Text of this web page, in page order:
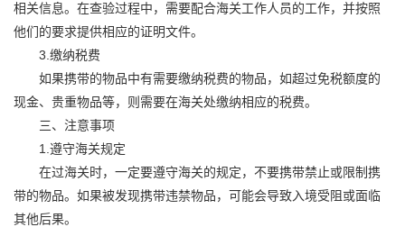
相关信息。在查验过程中，需要配合海关工作人员的工作，并按照
他们的要求提供相应的证明文件。
3.缴纳税费
如果携带的物品中有需要缴纳税费的物品，如超过免税额度的
现金、贵重物品等，则需要在海关处缴纳相应的税费。
三、注意事项
1.遵守海关规定
在过海关时，一定要遵守海关的规定，不要携带禁止或限制携
带的物品。如果被发现携带违禁物品，可能会导致入境受阻或面临
其他后果。